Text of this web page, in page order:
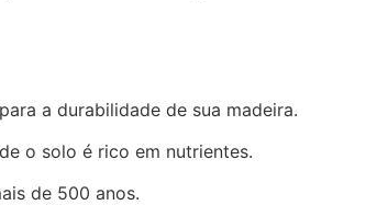
a durabilidade de sua madeira.
o solo é rico em nutrientes.
de 500 anos.